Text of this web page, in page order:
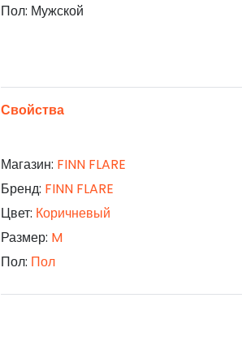
Пол: Мужской
Свойства
Магазин: FINN FLARE
Бренд: FINN FLARE
Цвет: Коричневый
Размер: M
Пол: Пол